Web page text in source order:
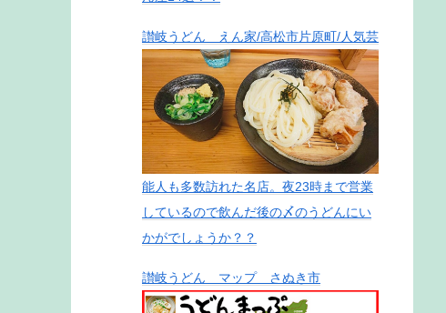
讃岐うどん えん家/高松市片原町/人気芸
能人も多数訪れた名店。夜23時まで営業
しているので飲んだ後の〆のうどんにい
かがでしょうか？？
讃岐うどん マップ さぬき市